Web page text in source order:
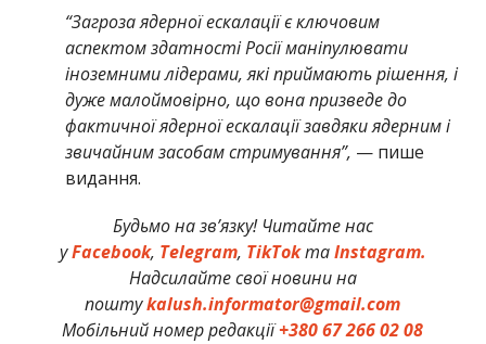
“Загроза ядерної ескалації є ключовим
аспектом здатності Росії маніпулювати
іноземними лідерами, які приймають рішення, і
дуже малоймовірно, що вона призведе до
фактичної ядерної ескалації завдяки ядерним і
звичайним засобам стримування”, — пише
видання.
Будьмо на зв’язку! Читайте нас
уFacebook, Telegram, TikTokтаInstagram.
Надсилайте свої новини на
поштуkalush.informator@gmail.com
Мобільний номер редакції+380 67 266 02 08